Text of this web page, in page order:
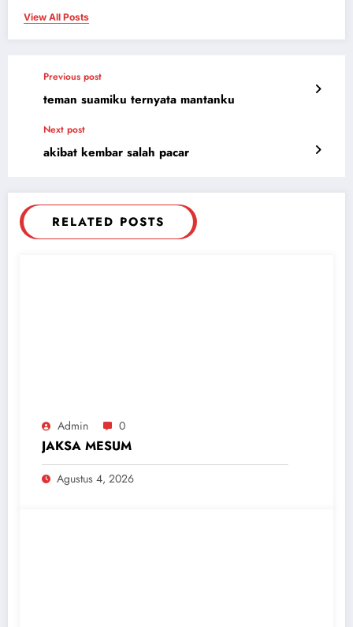
View All Posts
Previous post
teman suamiku ternyata mantanku
Next post
akibat kembar salah pacar
RELATED POSTS
Admin 0
JAKSA MESUM
Agustus 4, 2026